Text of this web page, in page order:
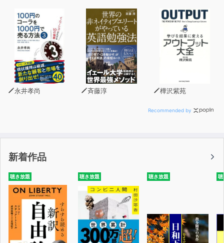
永井孝尚 斉藤淳 樺沢紫苑
Recommended by
新着作品
聴き放題 聴き放題 聴き放題 聴